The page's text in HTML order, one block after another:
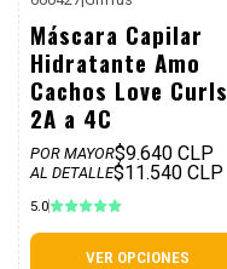
Máscara Capilar
Hidratante Amo
Cachos Love Curls
2A a 4C
POR MAYOR$9.640 CLP
AL DETALLE$11.540 CLP
5.0
VER OPCIONES